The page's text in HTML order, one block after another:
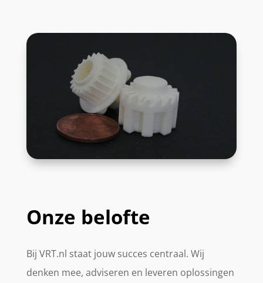
Onze belofte
Bij VRT.nl staat jouw succes centraal. Wij
denken mee, adviseren en leveren oplossingen